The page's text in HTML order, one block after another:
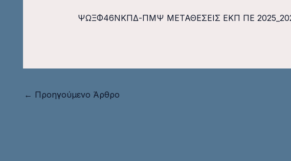
ΨΩΞΦ46ΝΚΠΔ-ΠΜΨ ΜΕΤΑΘΕΣΕΙΣ ΕΚΠ ΠΕ
← Προηγούμενο Άρθρο